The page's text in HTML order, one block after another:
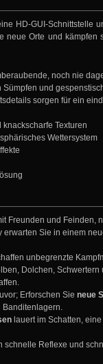
HD-GUI-Schnittstelle
neue Orte und
noch nie
und
sorgen für ein
Texturen
Wettersystem
Freunden und Feinden,
Sie in einem
unbegrenzte
Dolchen,
Erforschen Sie neue
Banditenlagern.
lauert im Schatten,
schnelle Reflexe und